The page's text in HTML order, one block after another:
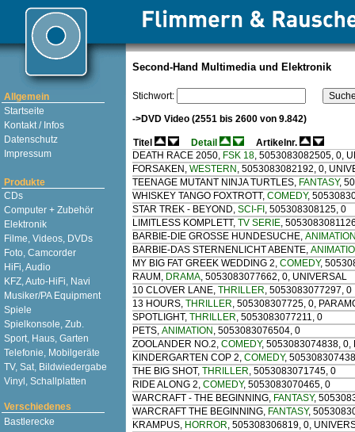
Allgemein
Startseite
Kontakt / Infos
Datenschutz
Impressum
Produkte
CDs
Computer + Zubehör
Elektronik
Filme, Videos, DVDs
Foto, Camcorder
HiFi, Audio
KFZ, Auto-HiFi, Navi
Musiker/PA Equipment
Spiele
Spielkonsole, Zub.
Sport, Haus, Garten
Telefonie, Mobilgeräte
TV, Sat, Bildwiedergabe
Vinyl, Schallplatten
Verschiedenes
Bastlerecke
Second-Hand Multimedia und Elektronik
Stichwort:
->DVD Video (2551 bis 2600 von 9.842)
Titel Detail
Artikelnr.
DEATH RACE 2050, FSK 18, 5053083082505, 0,
FORSAKEN , WESTERN , 5053083082192, 0,
TEENAGE MUTANT NINJA TURTLES, FANTASY,
WHISKEY TANGO FOXTROTT, COMEDY,
STAR TREK - BEYOND, SCI-FI , 505308308125, 0
LIMITLESS KOMPLETT, TV SERIE,
BARBIE-DIE GROSSE HUNDESUCHE,
BARBIE-DAS STERNENLICHT ABENTE,
MY BIG FAT GREEK WEDDING 2, COMEDY,
RAUM , DRAMA, 5053083077662, 0, UNIVERSAL
10 CLOVER LANE, THRILLER, 5053083077297, 0
13 HOURS, THRILLER, 505308307725, 0,
SPOTLIGHT, THRILLER, 5053083077211, 0
PETS, ANIMATION , 5053083076504, 0
ZOOLANDER NO.2, COMEDY, 5053083074838, 0,
KINDERGARTEN COP 2, COMEDY,
THE BIG SHOT, THRILLER, 5053083071745, 0
RIDE ALONG 2, COMEDY, 5053083070465, 0
WARCRAFT - THE BEGINNING, FANTASY,
WARCRAFT THE BEGINNING, FANTASY,
KRAMPUS, HORROR, 505308306819, 0,